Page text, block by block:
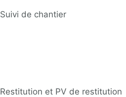
Suivi de chantier
Restitution et PV de restitution